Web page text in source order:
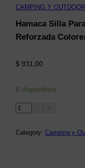
CAMPING Y OUTDOOR
Hamaca Silla
Reforzada
$ 931,00
8 disponibles
H
m
Category: Camping y